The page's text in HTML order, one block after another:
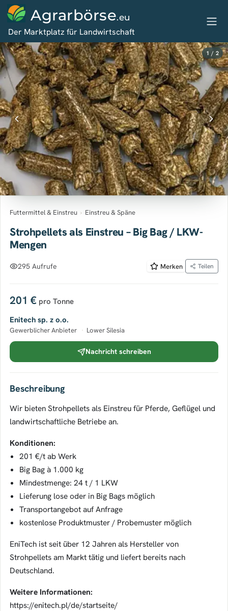
Agrarbörse.eu
Der Marktplatz für Landwirtschaft
1 / 2
Futtermittel & Einstreu › Einstreu & Späne
Strohpellets als Einstreu – Big Bag / LKW-
Mengen
295 Aufrufe Merken Teilen
201 € pro Tonne
Enitech sp. z o.o.
Gewerblicher Anbieter · Lower Silesia
Nachricht schreiben
Beschreibung
Wir bieten Strohpellets als Einstreu für Pferde, Geflügel und
landwirtschaftliche Betriebe an.
Konditionen:
201 €/t ab Werk
Big Bag à 1.000 kg
Mindestmenge: 24 t / 1 LKW
Lieferung lose oder in Big Bags möglich
Transportangebot auf Anfrage
kostenlose Produktmuster / Probemuster möglich
EniTech ist seit über 12 Jahren als Hersteller von
Strohpellets am Markt tätig und liefert bereits nach
Deutschland.
Weitere Informationen:
https://enitech.pl/de/startseite/